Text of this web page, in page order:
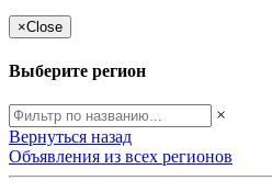
×Close
Выберите регион
×
Вернуться назад
Объявления из всех регионов